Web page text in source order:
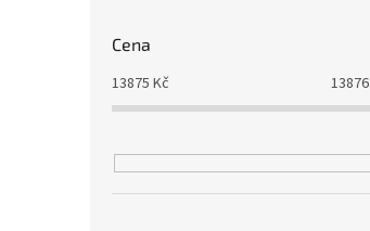
Cena
13875 Kč 13876